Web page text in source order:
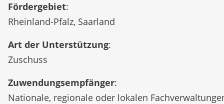
Fördergebiet:
Rheinland-Pfalz, Saarland
Art der Unterstützung:
Zuschuss
Zuwendungsempfänger:
Nationale, regionale oder lokalen